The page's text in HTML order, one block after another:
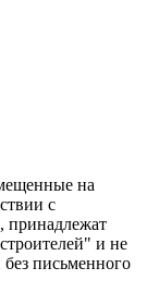
на
с
принадлежат
и не
письменного